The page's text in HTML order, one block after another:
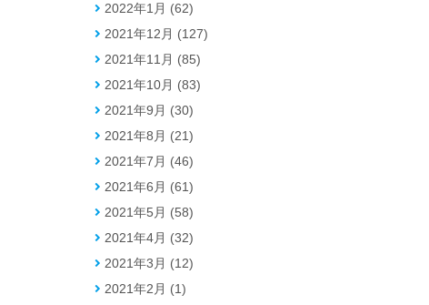
2022年1月 (62)
2021年12月 (127)
2021年11月 (85)
2021年10月 (83)
2021年9月 (30)
2021年8月 (21)
2021年7月 (46)
2021年6月 (61)
2021年5月 (58)
2021年4月 (32)
2021年3月 (12)
2021年2月 (1)